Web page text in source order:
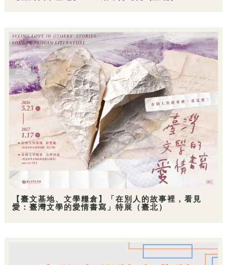
【臺文基地、文學糧倉】「在別人的故事裡，看見
愛：臺灣文學的愛情書寫」特展（臺北）